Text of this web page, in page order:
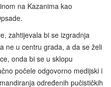
na Kazanima kao
zahtijevala bi se izgradnja
ne u centru grada, a da se želi
onda bi se u sklopu
počele odgovorno medijski i
određenih pučističkih